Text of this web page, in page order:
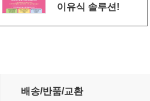
이유식 솔루션!
배송/반품/교환